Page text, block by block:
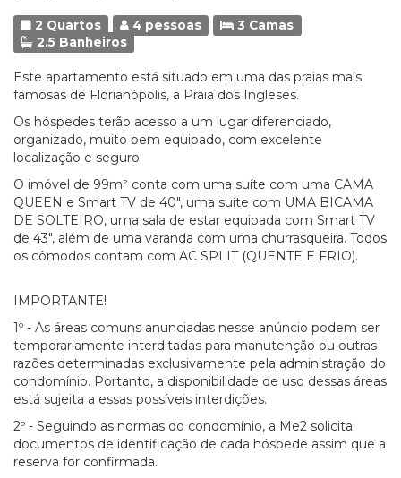
2 Quartos 4 pessoas
3 Camas
2.5 Banheiros
Este apartamento está situado em uma das praias mais
famosas de Florianópolis, a Praia dos Ingleses.
Os hóspedes terão acesso a um lugar diferenciado,
organizado, muito bem equipado, com excelente
localização e seguro.
O imóvel de 99m² conta com uma suíte com uma CAMA
QUEEN e Smart TV de 40", uma suíte com UMA BICAMA
DE SOLTEIRO, uma sala de estar equipada com Smart TV
de 43", além de uma varanda com uma churrasqueira. Todos
os cômodos contam com AC SPLIT (QUENTE E FRIO).
IMPORTANTE!
1º - As áreas comuns anunciadas nesse anúncio podem ser
temporariamente interditadas para manutenção ou outras
razões determinadas exclusivamente pela administração do
condomínio. Portanto, a disponibilidade de uso dessas áreas
está sujeita a essas possíveis interdições.
2º - Seguindo as normas do condomínio, a Me2 solicita
documentos de identificação de cada hóspede assim que a
reserva for confirmada.